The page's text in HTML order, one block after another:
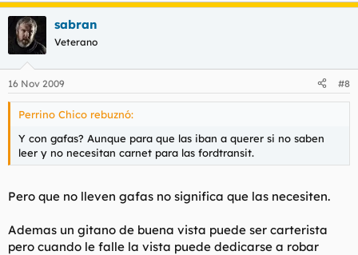
sabran
Veterano
16 Nov 2009 #8
Perrino Chico rebuznó:
Y con gafas? Aunque para que las iban a querer si no saben
leer y no necesitan carnet para las fordtransit.
Pero que no lleven gafas no significa que las necesiten.
Ademas un gitano de buena vista puede ser carterista
pero cuando le falle la vista puede dedicarse a robar